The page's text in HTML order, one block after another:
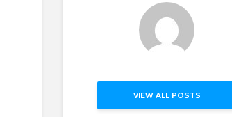
VIEW ALL POSTS